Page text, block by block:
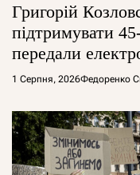
Григорій
підтримувати
передали
1 Серпня, 2026Федоренко